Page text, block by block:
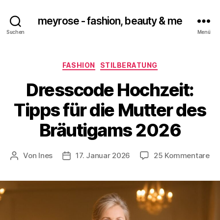
Suchen
meyrose - fashion, beauty & me
Menü
Kategorien
FASHION STILBERATUNG
Dresscode Hochzeit:
Tipps für die Mutter des
Bräutigams 2026
Beitragsautor
Von Ines Veröffentlichungsdatum
17. Januar 2026 25 Kommentarezu